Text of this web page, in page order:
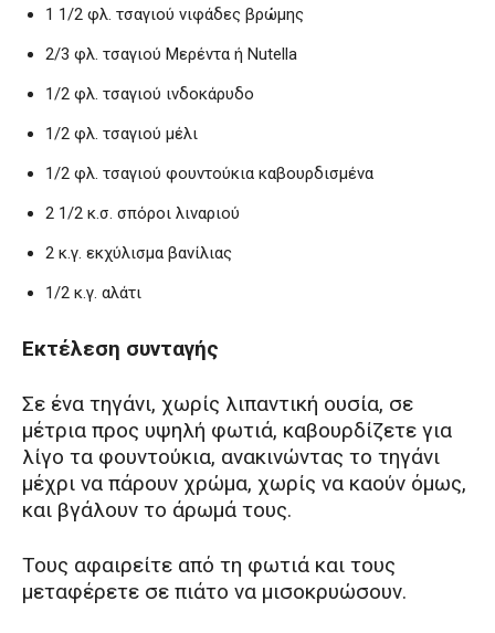
1 1/2 φλ. τσαγιού νιφάδες βρώμης
2/3 φλ. τσαγιού Μερέντα ή Nutella
1/2 φλ. τσαγιού ινδοκάρυδο
1/2 φλ. τσαγιού μέλι
1/2 φλ. τσαγιού φουντούκια καβουρδισμένα
2 1/2 κ.σ. σπόροι λιναριού
2 κ.γ. εκχύλισμα βανίλιας
1/2 κ.γ. αλάτι
Εκτέλεση συνταγής
Σε ένα τηγάνι, χωρίς λιπαντική ουσία, σε
μέτρια προς υψηλή φωτιά, καβουρδίζετε για
λίγο τα φουντούκια, ανακινώντας το τηγάνι
μέχρι να πάρουν χρώμα, χωρίς να καούν όμως,
και βγάλουν το άρωμά τους.
Τους αφαιρείτε από τη φωτιά και τους
μεταφέρετε σε πιάτο να μισοκρυώσουν.